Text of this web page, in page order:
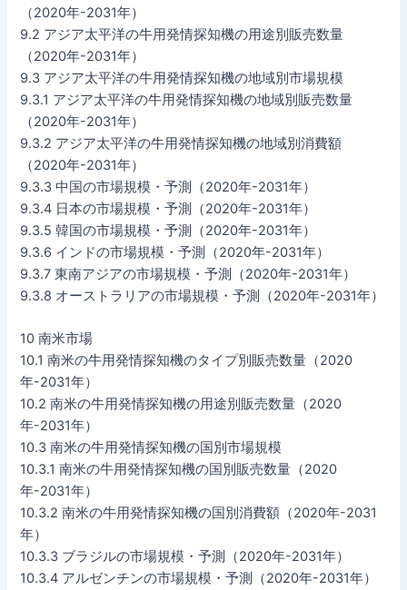
（2020年-2031年）
9.2 アジア太平洋の牛用発情探知機の用途別販売数量
（2020年-2031年）
9.3 アジア太平洋の牛用発情探知機の地域別市場規模
9.3.1 アジア太平洋の牛用発情探知機の地域別販売数量
（2020年-2031年）
9.3.2 アジア太平洋の牛用発情探知機の地域別消費額
（2020年-2031年）
9.3.3 中国の市場規模・予測（2020年-2031年）
9.3.4 日本の市場規模・予測（2020年-2031年）
9.3.5 韓国の市場規模・予測（2020年-2031年）
9.3.6 インドの市場規模・予測（2020年-2031年）
9.3.7 東南アジアの市場規模・予測（2020年-2031年）
9.3.8 オーストラリアの市場規模・予測（2020年-2031年）
10 南米市場
10.1 南米の牛用発情探知機のタイプ別販売数量（2020
年-2031年）
10.2 南米の牛用発情探知機の用途別販売数量（2020
年-2031年）
10.3 南米の牛用発情探知機の国別市場規模
10.3.1 南米の牛用発情探知機の国別販売数量（2020
年-2031年）
10.3.2 南米の牛用発情探知機の国別消費額（2020年-2031
年）
10.3.3 ブラジルの市場規模・予測（2020年-2031年）
10.3.4 アルゼンチンの市場規模・予測（2020年-2031年）